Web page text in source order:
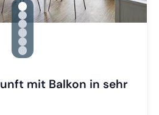
gallery.slide_selector
Zu Slide 1 wechseln
Zu Slide 2 wechseln
Zu Slide 3 wechseln
Zu Slide 4 wechseln
Zu Slide 5 wechseln
Zu Slide 6 wechseln
mit Balkon in sehr